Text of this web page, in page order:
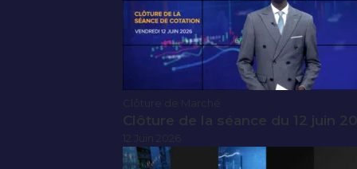
Clôture de la séance du 12 juin